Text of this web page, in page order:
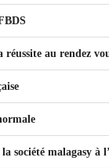
réussite au rendez
société malagasy à